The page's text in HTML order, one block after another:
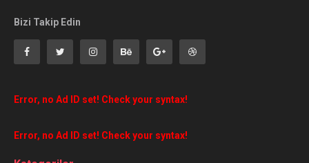
Bizi Takip Edin
Error, no Ad ID set! Check your syntax!
Error, no Ad ID set! Check your syntax!